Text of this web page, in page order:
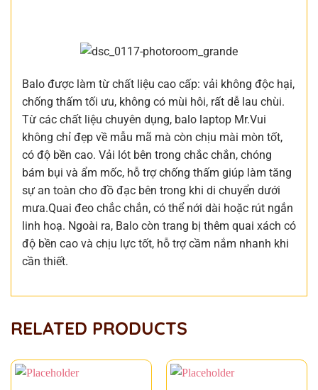
Balo được làm từ chất liệu cao cấp: vải không độc hại,
chống thấm tối ưu, không có mùi hôi, rất dễ lau chùi.
Từ các chất liệu chuyên dụng, balo laptop Mr.Vui
không chỉ đẹp về mẫu mã mà còn chịu mài mòn tốt,
có độ bền cao. Vải lót bên trong chắc chắn, chóng
bám bụi và ẩm mốc, hỗ trợ chống thấm giúp làm tăng
sự an toàn cho đồ đạc bên trong khi di chuyển dưới
mưa.Quai đeo chắc chắn, có thể nới dài hoặc rút ngắn
linh hoạ. Ngoài ra, Balo còn trang bị thêm quai xách có
độ bền cao và chịu lực tốt, hỗ trợ cầm nắm nhanh khi
cần thiết.
RELATED PRODUCTS